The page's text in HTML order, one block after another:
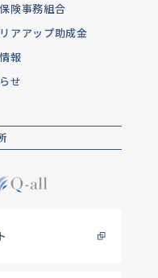
険事務組合
アアップ助成金
報
せ